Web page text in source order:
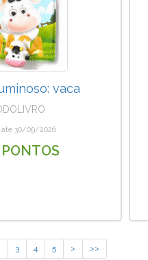
vaca
até 30/09/2026
3 4 5 > >>